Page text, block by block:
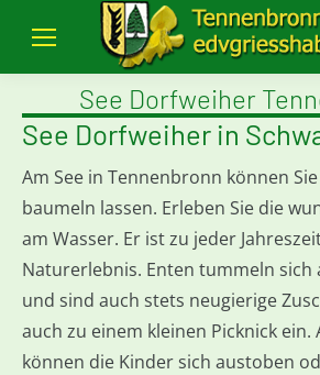
See Dorfweiher
See Dorfweiher in
Am See in Tennenbronn können
baumeln lassen. Erleben Sie die
am Wasser. Er ist zu jeder
Naturerlebnis. Enten tummeln sich
und sind auch stets neugierige
auch zu einem kleinen Picknick ein.
können die Kinder sich austoben